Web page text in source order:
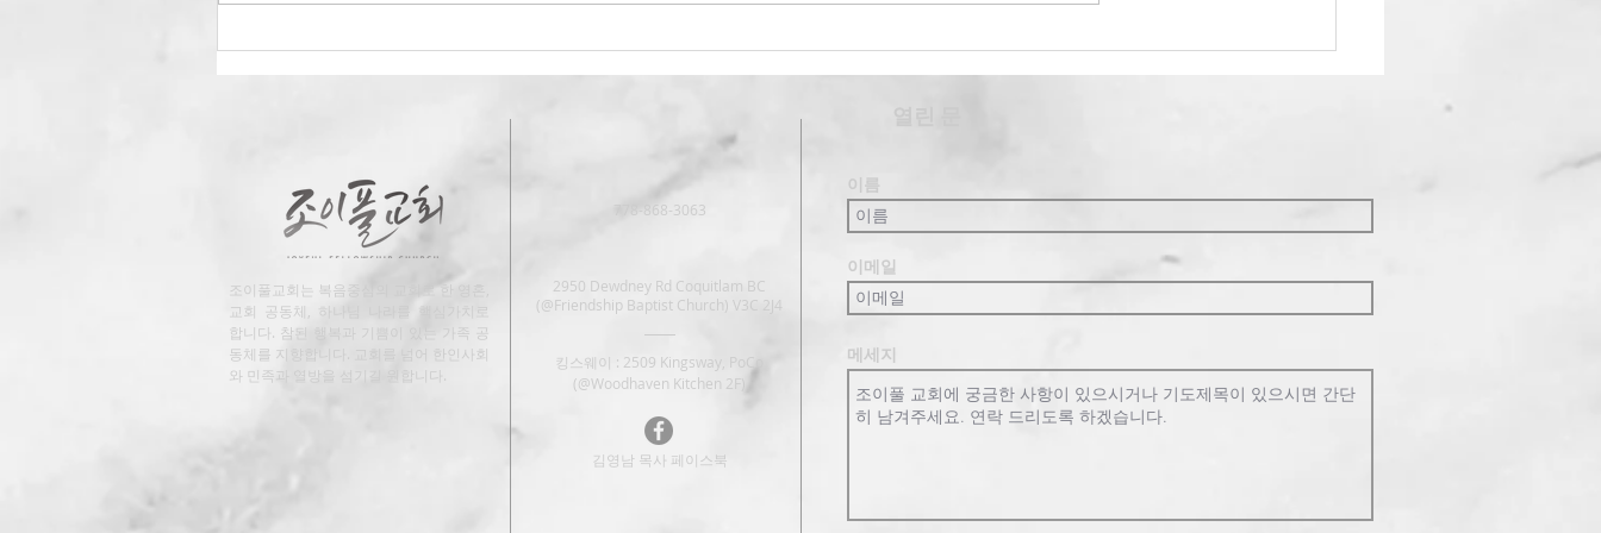
조이풀교회는 복음중심의 교회로 한 영혼,
교회 공동체, 하나님 나라를 핵심가치로
합니다. 참된 행복과 기쁨이 있는 가족 공
동체를 지향합니다. 교회를 넘어 한인사회
와 민족과 열방을 섬기길 원합니다.
778-868-3063
2950 Dewdney Rd Coquitlam BC
(@Friendship Baptist Church) V3C 2J4
킹스웨이 : 2509 Kingsway, PoCo
(@Woodhaven Kitchen 2F)
김영남 목사 페이스북
이름
이메일
메세지